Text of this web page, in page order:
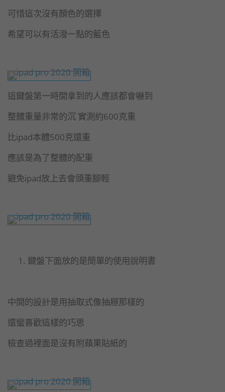
可惜這次沒有顏色的選擇
希望可以有活潑一點的藍色
這鍵盤第一時間拿到的人應該都會嚇到
整體重量非常的沉 實測約600克重
比ipad本體500克還重
應該是為了整體的配重
避免ipad放上去會頭重腳輕
鍵盤下面放的是簡單的使用說明書
中間的設計是用抽取式像抽屜那樣的
還蠻喜歡這樣的巧思
檢查過裡面是沒有附蘋果貼紙的